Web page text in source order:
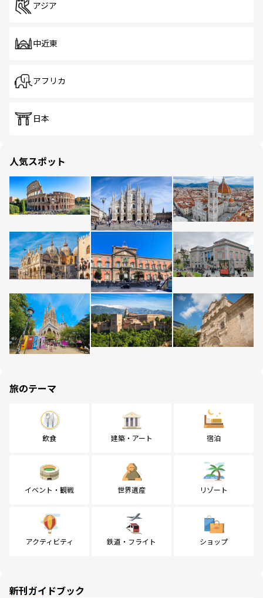
アジア
中近東
アフリカ
日本
人気スポット
旅のテーマ
飲食 建築・アート 宿泊
イベント・観戦 世界遺産 リゾート
アクティビティ 鉄道・フライト ショップ
新刊ガイドブック